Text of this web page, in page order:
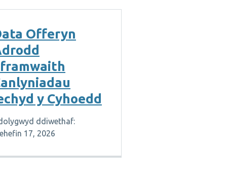
Offeryn
y Cyhoedd
ddiwethaf:
17, 2026